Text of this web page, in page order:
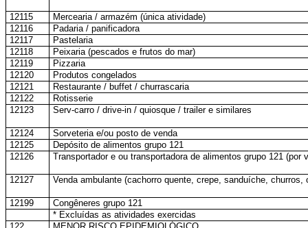
12115
Mercearia / armazém (única atividade)
12116
Padaria / panificadora
12117
Pastelaria
12118
Peixaria (pescados e frutos do mar)
12119
Pizzaria
12120
Produtos congelados
12121
Restaurante / buffet / churrascaria
12122
Rotisserie
12123
Serv-carro / drive-in / quiosque / trailer e similares
12124
Sorveteria e/ou posto de venda
12125
Depósito de alimentos grupo 121
12126
Transportador e ou transportadora de alimentos grupo 121 (por
12127 Venda ambulante (cachorro quente, crepe, sanduíche, churros,
12199
Congêneres grupo 121
* Excluídas as atividades exercidas